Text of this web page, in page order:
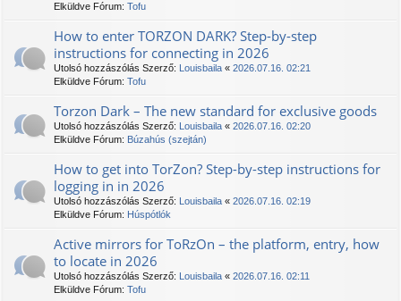
Elküldve Fórum: Tofu
How to enter TORZON DARK? Step-by-step
instructions for connecting in 2026
Utolsó hozzászólás Szerző: Louisbaila « 2026.07.16. 02:21
Elküldve Fórum: Tofu
Torzon Dark – The new standard for exclusive goods
Utolsó hozzászólás Szerző: Louisbaila « 2026.07.16. 02:20
Elküldve Fórum: Búzahús (szejtán)
How to get into TorZon? Step-by-step instructions for
logging in in 2026
Utolsó hozzászólás Szerző: Louisbaila « 2026.07.16. 02:19
Elküldve Fórum: Húspótlók
Active mirrors for TоRzOn – the platform, entry, how
to locate in 2026
Utolsó hozzászólás Szerző: Louisbaila « 2026.07.16. 02:11
Elküldve Fórum: Tofu